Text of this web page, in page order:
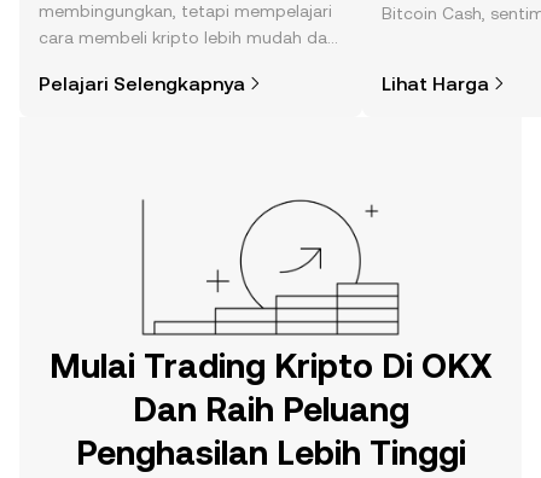
membingungkan, tetapi mempelajari
cara membeli kripto lebih mudah dari
di aplikasi seluler OKX, atau di sini di
Pelajari Selengkapnya
Bitcoin Cash,
Lihat Harga
Mulai Trading Kripto Di OKX
Dan Raih Peluang
Penghasilan Lebih Tinggi